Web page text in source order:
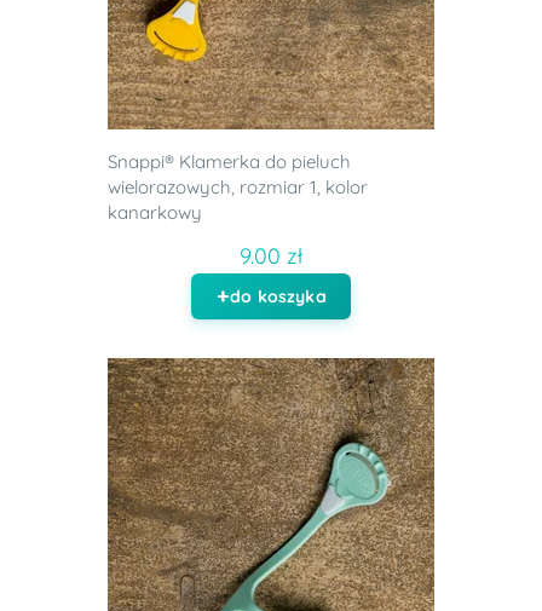
Snappi® Klamerka do pieluch
wielorazowych, rozmiar 1, kolor
kanarkowy
9.00 zł
do koszyka